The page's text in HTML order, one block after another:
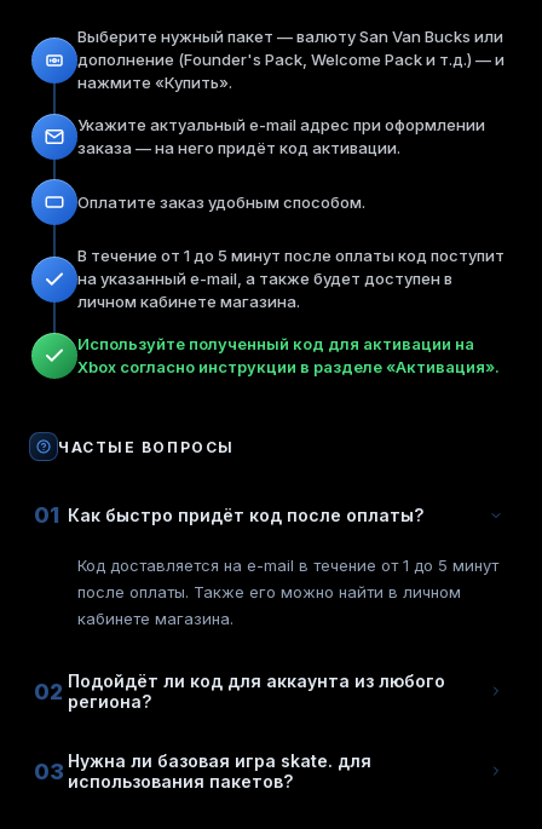
Выберите нужный пакет — валюту San Van Bucks или
дополнение (Founder's Pack, Welcome Pack и т.д.) — и
нажмите «Купить».
Укажите актуальный e-mail адрес при оформлении
заказа — на него придёт код активации.
Оплатите заказ удобным способом.
В течение от 1 до 5 минут после оплаты код поступит
на указанный e-mail, а также будет доступен в
личном кабинете магазина.
Используйте полученный код для активации на
Xbox согласно инструкции в разделе «Активация».
ЧАСТЫЕ ВОПРОСЫ
01 Как быстро придёт код после оплаты?
Код доставляется на e-mail в течение от 1 до 5 минут
после оплаты. Также его можно найти в личном
кабинете магазина.
02 Подойдёт ли код для аккаунта из любого
региона?
03 Нужна ли базовая игра skate. для
использования пакетов?